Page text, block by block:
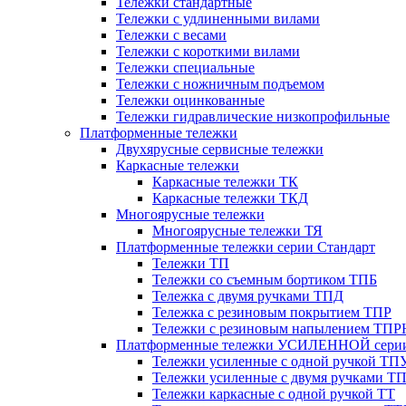
Тележки с удлиненными вилами
Тележки с весами
Тележки с короткими вилами
Тележки специальные
Тележки с ножничным подъемом
Тележки оцинкованные
Тележки гидравлические низкопрофильные
Платформенные тележки
Двухярусные сервисные тележки
Каркасные тележки
Каркасные тележки ТК
Каркасные тележки ТКД
Многоярусные тележки
Многоярусные тележки ТЯ
Платформенные тележки серии Стандарт
Тележки ТП
Тележки со съемным бортиком ТПБ
Тележка с двумя ручками ТПД
Тележка с резиновым покрытием ТПР
Тележки с резиновым напылением
Платформенные тележки УСИЛЕННОЙ
Тележки усиленные с одной ручкой
Тележки усиленные с двумя ручками
Тележки каркасные с одной ручкой ТТ